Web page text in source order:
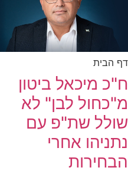
דף הבית
ח"כ מיכאל ביטון
מ"כחול לבן" לא
שולל שת"פ עם
נתניהו אחרי
הבחירות